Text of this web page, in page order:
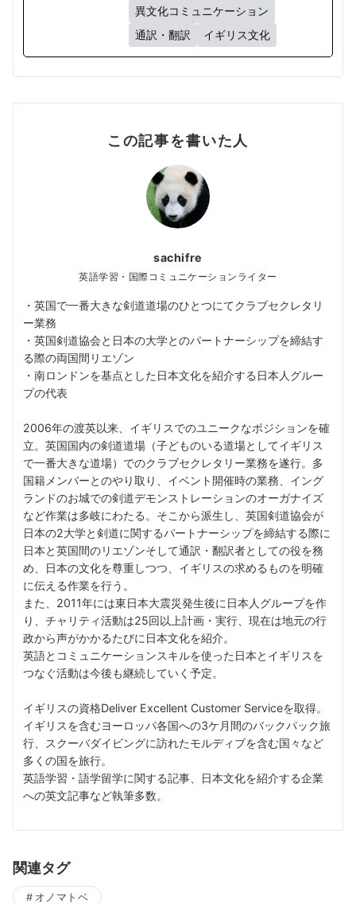
異文化コミュニケーション
通訳・翻訳
イギリス文化
この記事を書いた人
sachifre
英語学習・国際コミュニケーションライター
・英国で一番大きな剣道道場のひとつにてクラブセクレタリ
ー業務
・英国剣道協会と日本の大学とのパートナーシップを締結す
る際の両国間リエゾン
・南ロンドンを基点とした日本文化を紹介する日本人グルー
プの代表
2006年の渡英以来、イギリスでのユニークなポジションを確
立。英国国内の剣道道場（子どものいる道場としてイギリス
で一番大きな道場）でのクラブセクレタリー業務を遂行。多
国籍メンバーとのやり取り、イベント開催時の業務、イング
ランドのお城での剣道デモンストレーションのオーガナイズ
など作業は多岐にわたる。そこから派生し、英国剣道協会が
日本の2大学と剣道に関するパートナーシップを締結する際に
日本と英国間のリエゾンそして通訳・翻訳者としての役を務
め、日本の文化を尊重しつつ、イギリスの求めるものを明確
に伝える作業を行う。
また、2011年には東日本大震災発生後に日本人グループを作
り、チャリティ活動は25回以上計画・実行、現在は地元の行
政から声がかかるたびに日本文化を紹介。
英語とコミュニケーションスキルを使った日本とイギリスを
つなぐ活動は今後も継続していく予定。
イギリスの資格Deliver Excellent Customer Serviceを取得。
イギリスを含むヨーロッパ各国への3ケ月間のバックパック旅
行、スクーバダイビングに訪れたモルディブを含む国々など
多くの国を旅行。
英語学習・語学留学に関する記事、日本文化を紹介する企業
への英文記事など執筆多数。
関連タグ
オノマトベ